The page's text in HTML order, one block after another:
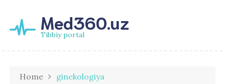
Med360.uz
Tibbiy portal
Home ginekologiya